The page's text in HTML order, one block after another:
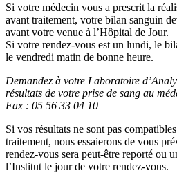
Si votre médecin vous a prescrit la
avant traitement, votre bilan sanguin
avant votre venue à l’Hôpital de Jour.
Si votre rendez-vous est un lundi, le
le vendredi matin de bonne heure.
Demandez à votre Laboratoire
résultats de votre prise de sang au
Fax : 05 56 33 04 10
Si vos résultats ne sont pas
traitement, nous essaierons de vous
rendez-vous sera peut-être reporté ou
l’Institut le jour de votre rendez-vous.